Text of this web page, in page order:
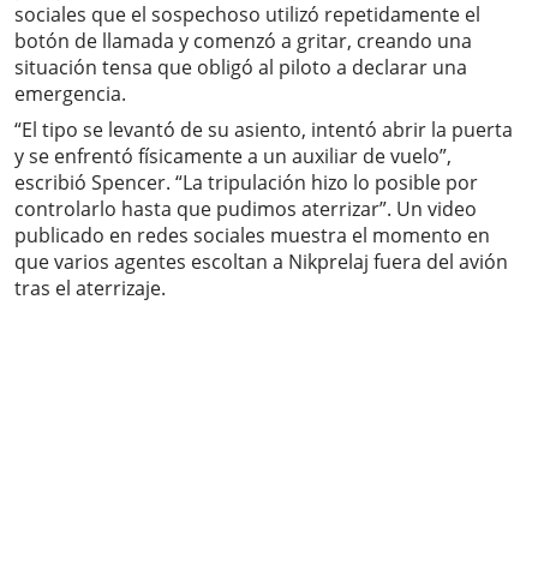
sociales que el sospechoso utilizó repetidamente el
botón de llamada y comenzó a gritar, creando una
situación tensa que obligó al piloto a declarar una
emergencia.
“El tipo se levantó de su asiento, intentó abrir la puerta
y se enfrentó físicamente a un auxiliar de vuelo”,
escribió Spencer. “La tripulación hizo lo posible por
controlarlo hasta que pudimos aterrizar”. Un video
publicado en redes sociales muestra el momento en
que varios agentes escoltan a Nikprelaj fuera del avión
tras el aterrizaje.